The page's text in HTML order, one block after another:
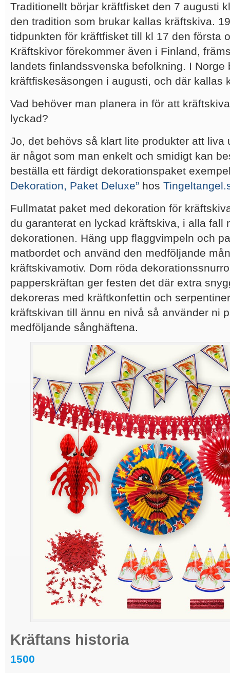
Traditionellt börjar kräftfisket den 7 augusti
den tradition som brukar kallas kräftskiva.
tidpunkten för kräftfisket till kl 17 den första
Kräftskivor förekommer även i Finland,
landets finlandssvenska befolkning. I Norge
kräftfiskesäsongen i augusti, och där kallas
Vad behöver man planera in för att
lyckad?
Jo, det behövs så klart lite produkter att liva
är något som man enkelt och smidigt kan
beställa ett färdigt dekorationspaket
Dekoration, Paket Deluxe” hos
Fullmatat paket med dekoration för
du garanterat en lyckad kräftskiva, i alla fall
dekorationen. Häng upp flaggvimpeln och
matbordet och använd den medföljande
kräftskivamotiv. Dom röda
papperskräftan ger festen det där extra
dekoreras med kräftkonfettin och
kräftskivan till ännu en nivå så använder ni
medföljande sånghäftena.
Kräftans historia
1500